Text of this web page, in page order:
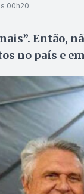
00h20
Então,
no país e